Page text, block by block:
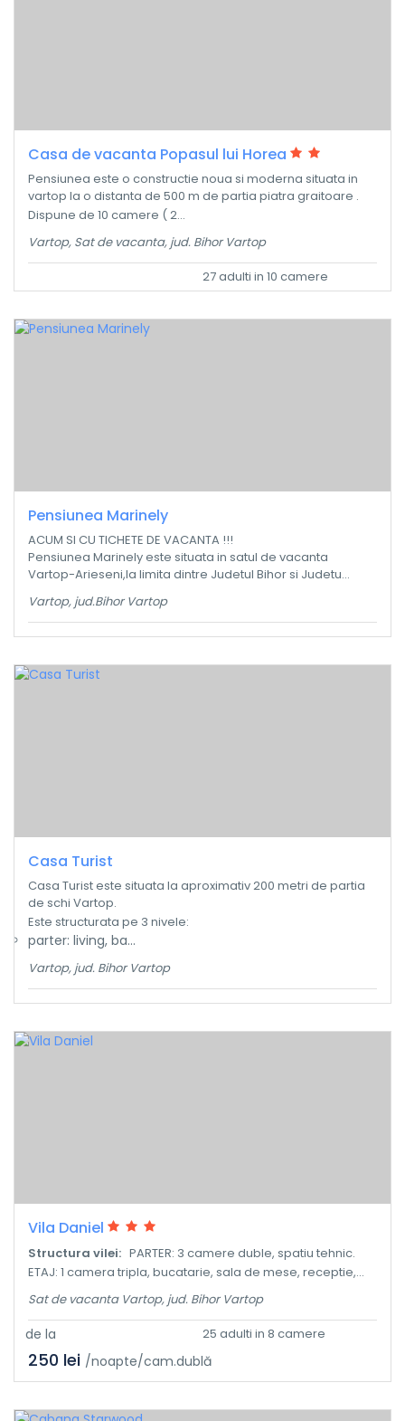
Casa de vacanta Popasul lui Horea
Vartop, Sat de vacanta, jud. Bihor Vartop
Pensiunea este o constructie noua si moderna situata in
vartop la o distanta de 500 m de partia piatra graitoare .
Dispune de 10 camere ( 2...
27 adulti in 10 camere
Pensiunea Marinely
Vartop, jud.Bihor Vartop
ACUM SI CU TICHETE DE VACANTA !!!
Pensiunea Marinely este situata in satul de vacanta
Vartop-Arieseni,la limita dintre Judetul Bihor si Judetu...
Casa Turist
Vartop, jud. Bihor Vartop
Casa Turist este situata la aproximativ 200 metri de partia
de schi Vartop.
Este structurata pe 3 nivele:
parter: living, ba...
Vila Daniel
Sat de vacanta Vartop, jud. Bihor Vartop
Structura vilei: PARTER: 3 camere duble, spatiu tehnic.
ETAJ: 1 camera tripla, bucatarie, sala de mese, receptie,...
25 adulti in 8 camere
de la
250 lei /noapte/cam.dublă